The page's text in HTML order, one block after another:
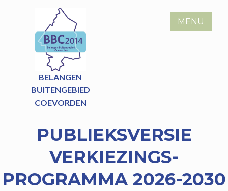
BELANGEN
BUITENGEBIED
COEVORDEN
MENU
PUBLIEKSVERSIE
VERKIEZINGS-
PROGRAMMA 2026-2030